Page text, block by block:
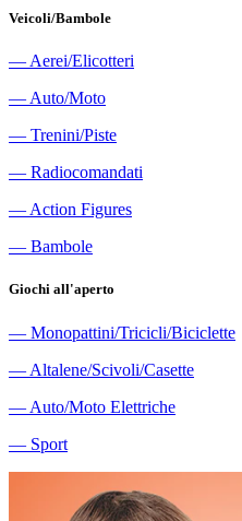
Veicoli/Bambole
― Aerei/Elicotteri
― Auto/Moto
― Trenini/Piste
― Radiocomandati
― Action Figures
― Bambole
Giochi all'aperto
― Monopattini/Tricicli/Biciclette
― Altalene/Scivoli/Casette
― Auto/Moto Elettriche
― Sport